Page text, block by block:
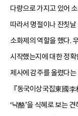
다량으로 가지고 있어
따라서 명절이나 잔칫
소화제의 역할을 했다.
시작했는지에 대한 정
제사에 감주를 올렸다
『동국이상국집東國
‘낙酪’을 식혜로 보는